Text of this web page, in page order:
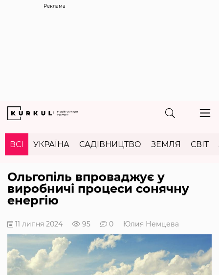
Реклама
ВСІ УКРАЇНА САДІВНИЦТВО ЗЕМЛЯ СВІТ
Ольгопіль впроваджує у
виробничі процеси сонячну
енергію
11 липня 2024 95 0 Юлия Немцева